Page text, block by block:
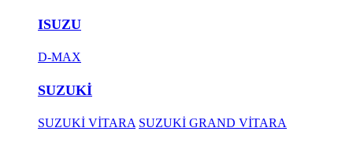
ISUZU
D-MAX
SUZUKİ
SUZUKİ VİTARA SUZUKİ GRAND VİTARA